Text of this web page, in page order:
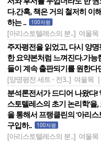
다.간혹, 책은 거의 철저히 이
하는 ..
100자평
[아리스토텔레스의 분..] 여울
주자평전을 읽었고, 다시 양
한 요약본처럼 느껴진다.가
들이 계속 출판되기를 원한다
[양명평전 세트 - 전3..] 여울목 |
분석론전서가 드디어 나왔다!
스토텔레스의 초기 논리학‘
을 통해서 프랭클린의 ‘아리
구입하..
100자평
[아리스토텔레스의 분..] 여울